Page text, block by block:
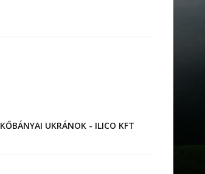
KŐBÁNYAI UKRÁNOK - ILICO KFT